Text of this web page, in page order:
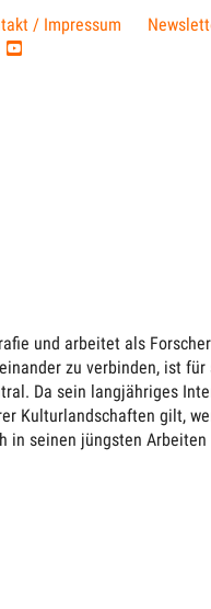
/ Impressum
und arbeitet als
zu verbinden, ist für
Da sein langjähriges
Kulturlandschaften gilt,
in seinen jüngsten